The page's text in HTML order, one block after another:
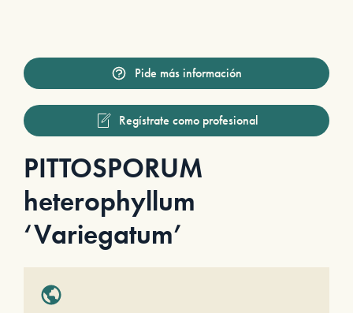
Pide más información
Regístrate como profesional
PITTOSPORUM
heterophyllum
‘Variegatum’